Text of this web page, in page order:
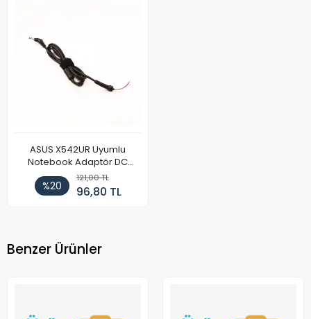
ASUS X542UR Uyumlu
Notebook Adaptör DC
Power Kablosu
%20
121,00 TL
96,80 TL
Benzer Ürünler